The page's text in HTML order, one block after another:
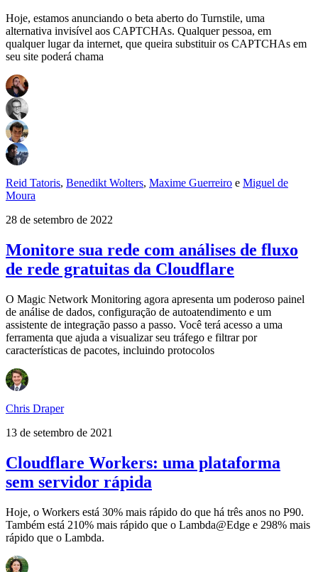
Hoje, estamos anunciando o beta aberto do Turnstile, uma
alternativa invisível aos CAPTCHAs. Qualquer pessoa, em
qualquer lugar da internet, que queira substituir os CAPTCHAs em
seu site poderá chama
Reid Tatoris, Benedikt Wolters, Maxime Guerreiro e Miguel de
Moura
28 de setembro de 2022
Monitore sua rede com análises de fluxo
de rede gratuitas da Cloudflare
O Magic Network Monitoring agora apresenta um poderoso painel
de análise de dados, configuração de autoatendimento e um
assistente de integração passo a passo. Você terá acesso a uma
ferramenta que ajuda a visualizar seu tráfego e filtrar por
características de pacotes, incluindo protocolos
Chris Draper
13 de setembro de 2021
Cloudflare Workers: uma plataforma
sem servidor rápida
Hoje, o Workers está 30% mais rápido do que há três anos no P90.
Também está 210% mais rápido que o Lambda@Edge e 298% mais
rápido que o Lambda.